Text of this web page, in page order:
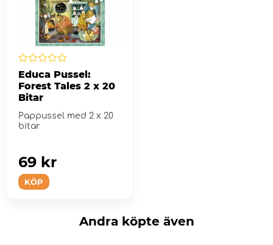
Educa Pussel:
Forest Tales 2 x 20
Bitar
Pappussel med 2 x 20
bitar
KÖP
69 kr
Andra köpte även